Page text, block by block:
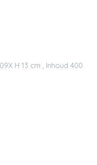
H 13 cm , Inhoud 400